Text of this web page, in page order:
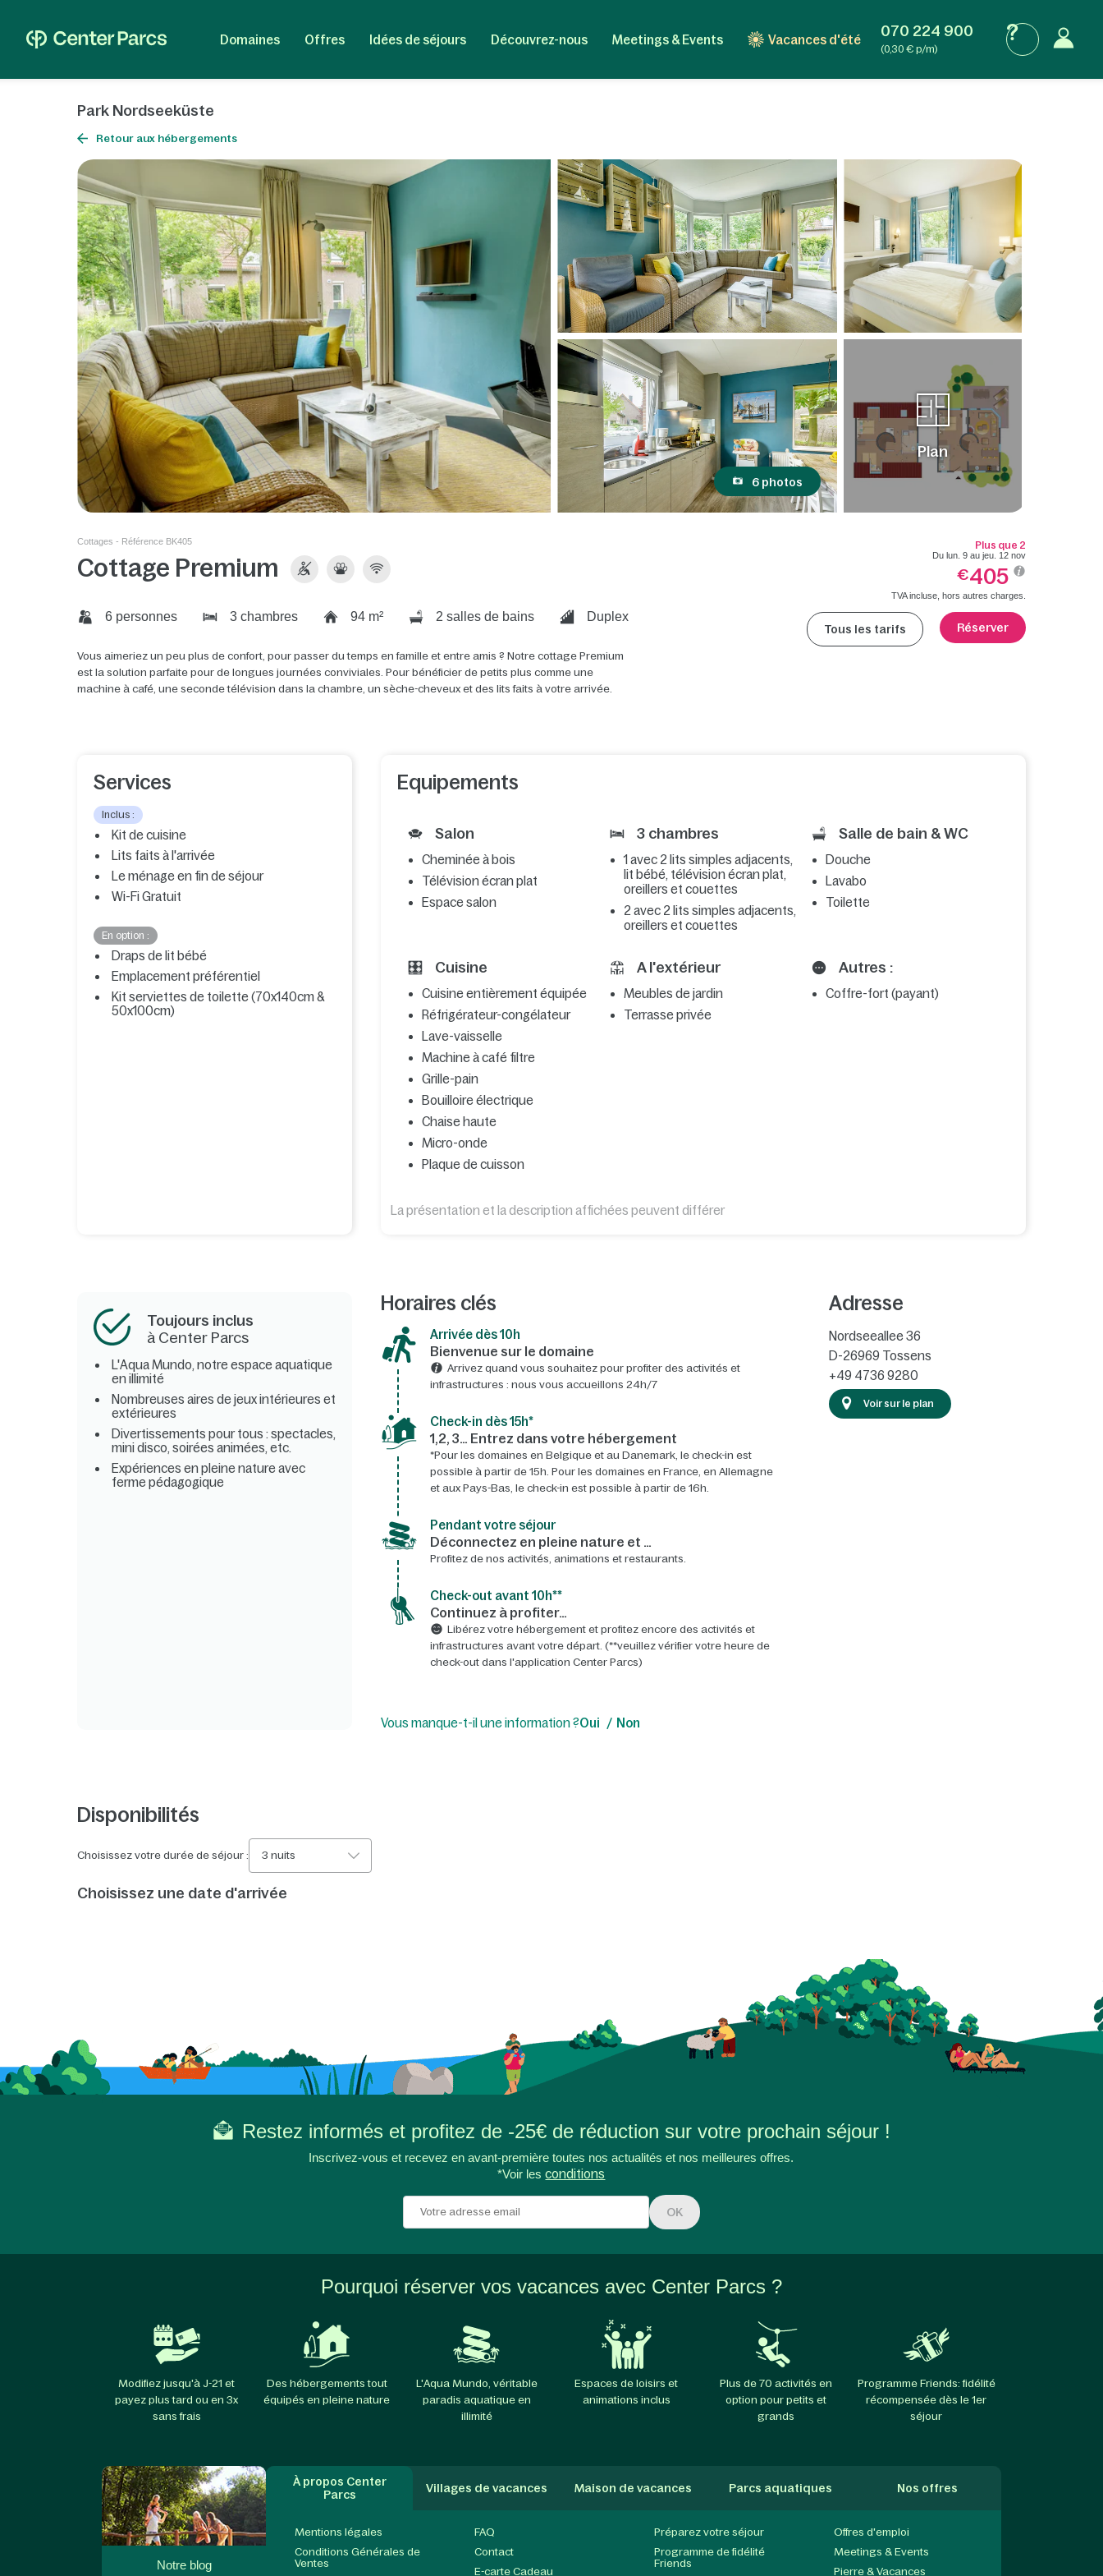
Domaines Offres Idées de séjours Découvrez-nous Meetings & Events Vacances d'été 070 224 900
(0,30 € p/m)
Park Nordseeküste
Retour aux hébergements
6 photos
Plan
Cottages - Référence BK405
Cottage Premium
6 personnes 3 chambres 94 m² 2 salles de bains Duplex
Vous aimeriez un peu plus de confort, pour passer du temps en famille et entre amis ? Notre cottage Premium
est la solution parfaite pour de longues journées conviviales. Pour bénéficier de petits plus comme une
machine à café, une seconde télévision dans la chambre, un sèche-cheveux et des lits faits à votre arrivée.
Plus que 2
Du lun. 9 au jeu. 12 nov
€405
TVA incluse, hors autres charges.
Tous les tarifs Réserver
Services
Inclus :
Kit de cuisine
Lits faits à l'arrivée
Le ménage en fin de séjour
Wi-Fi Gratuit
En option :
Draps de lit bébé
Emplacement préférentiel
Kit serviettes de toilette (70x140cm &
50x100cm)
Equipements
Salon
Cheminée à bois
Télévision écran plat
Espace salon
3 chambres
1 avec 2 lits simples adjacents,
lit bébé, télévision écran plat,
oreillers et couettes
2 avec 2 lits simples adjacents,
oreillers et couettes
Salle de bain & WC
Douche
Lavabo
Toilette
Cuisine
Cuisine entièrement équipée
Réfrigérateur-congélateur
Lave-vaisselle
Machine à café filtre
Grille-pain
Bouilloire électrique
Chaise haute
Micro-onde
Plaque de cuisson
A l'extérieur
Meubles de jardin
Terrasse privée
Autres :
Coffre-fort (payant)
La présentation et la description affichées peuvent différer
Toujours inclus
à Center Parcs
L'Aqua Mundo, notre espace aquatique
en illimité
Nombreuses aires de jeux intérieures et
extérieures
Divertissements pour tous : spectacles,
mini disco, soirées animées, etc.
Expériences en pleine nature avec
ferme pédagogique
Horaires clés
Arrivée dès 10h​
Bienvenue sur le domaine​
Arrivez quand vous souhaitez pour profiter des activités et
infrastructures : nous vous accueillons 24h/7​
Check-in dès 15h*​
1,2, 3… Entrez dans votre hébergement
*Pour les domaines en Belgique et au Danemark, le check-in est
possible à partir de 15h. Pour les domaines en France, en Allemagne
et aux Pays-Bas, le check-in est possible à partir de 16h.
Pendant votre séjour
Déconnectez en pleine nature et …
Profitez de nos activités, animations et restaurants.
Check-out avant 10h**
Continuez à profiter…
Libérez votre hébergement et profitez encore des activités et
infrastructures avant votre départ. (**veuillez vérifier votre heure de
check-out dans l'application Center Parcs)
Adresse
Nordseeallee 36
D-26969 Tossens
+49 4736 9280
Voir sur le plan
Vous manque-t-il une information ?Oui Non
Disponibilités
Choisissez votre durée de séjour : 3 nuits
Choisissez une date d'arrivée
Restez informés et profitez de -25€ de réduction sur votre prochain séjour !
Inscrivez-vous et recevez en avant-première toutes nos actualités et nos meilleures offres.
*Voir lesconditions
OK
Pourquoi réserver vos vacances avec Center Parcs ?
Modifiez jusqu'à J-21 et
payez plus tard ou en 3x
sans frais
Des hébergements tout
équipés en pleine nature
L'Aqua Mundo, véritable
paradis aquatique en
illimité
Espaces de loisirs et
animations inclus
Plus de 70 activités en
option pour petits et
grands
Programme Friends: fidélité
récompensée dès le 1er
séjour
Notre blog
À propos Center
Parcs
Villages de vacances Maison de vacances Parcs aquatiques Nos offres
Mentions légales
Conditions Générales de
Ventes
FAQ
Contact
E-carte Cadeau
Préparez votre séjour
Programme de fidélité
Friends
Offres d'emploi
Meetings & Events
Pierre & Vacances